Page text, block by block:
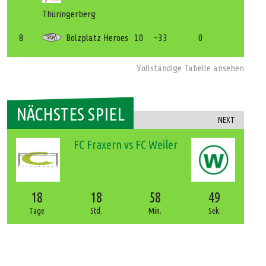
Thüringerberg
8 Bolzplatz Heroes 10 -33 0
Vollständige Tabelle ansehen
NEXT
NÄCHSTES SPIEL
FC Fraxern vs FC Weiler
18
Tage
18
Std.
58
Min.
49
Sek.